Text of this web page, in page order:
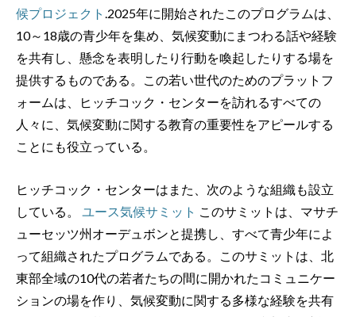
候プロジェクト .2025年に開始されたこのプログラムは、
10～18歳の青少年を集め、気候変動にまつわる話や経験
を共有し、懸念を表明したり行動を喚起したりする場を
提供するものである。この若い世代のためのプラットフ
ォームは、ヒッチコック・センターを訪れるすべての
人々に、気候変動に関する教育の重要性をアピールする
ことにも役立っている。
ヒッチコック・センターはまた、次のような組織も設立
している。
ユース気候サミット このサミットは、マサチ
ューセッツ州オーデュボンと提携し、すべて青少年によ
って組織されたプログラムである。このサミットは、北
東部全域の10代の若者たちの間に開かれたコミュニケー
ションの場を作り、気候変動に関する多様な経験を共有